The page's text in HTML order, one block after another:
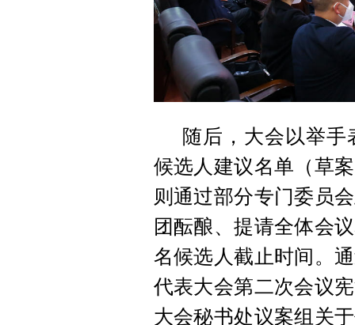
随后，大会以举
候选人建议名单（草
则通过部分专门委员
团酝酿、提请全体会
名候选人截止时间。
代表大会第二次会议
大会秘书处议案组关